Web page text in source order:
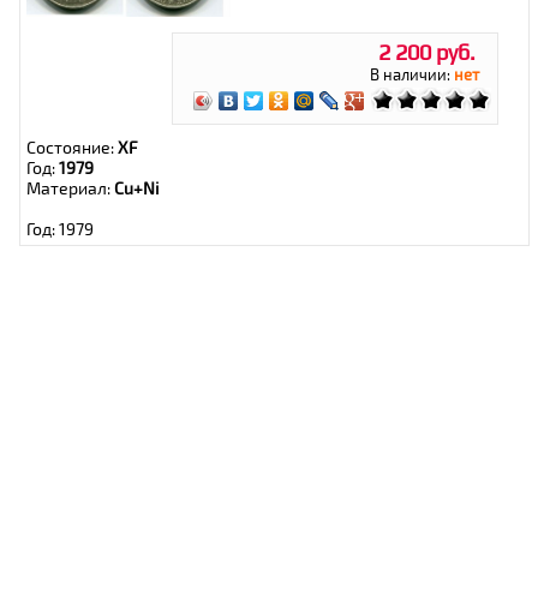
2 200 руб.
В наличии: нет
Состояние:XF
Год:1979
Материал:Cu+Ni
Год: 1979